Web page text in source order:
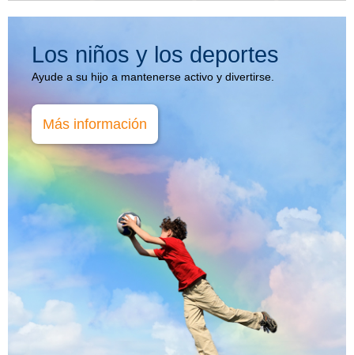
Los niños y los deportes
Ayude a su hijo a mantenerse activo y divertirse.
Más información